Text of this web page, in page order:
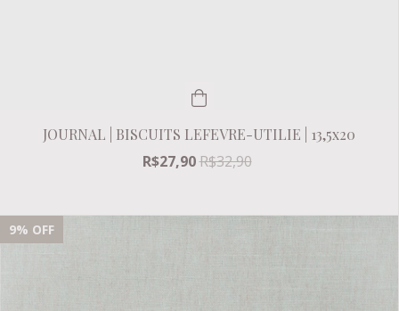
JOURNAL | BISCUITS LEFEVRE-UTILIE | 13,5x20
R$27,90R$32,90
9% OFF